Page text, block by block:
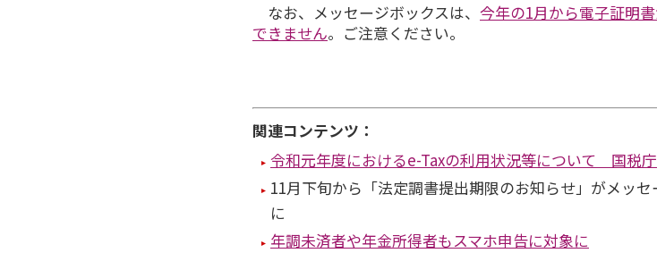
なお、メッセージボックスは、 今年の1月から電子証明
できません。ご注意ください。
関連コンテンツ：
令和元年度におけるe-Taxの利用状況等について 国税庁
11月下旬から「法定調書提出期限のお知らせ」がメッセ
に
年調未済者や年金所得者もスマホ申告に対象に